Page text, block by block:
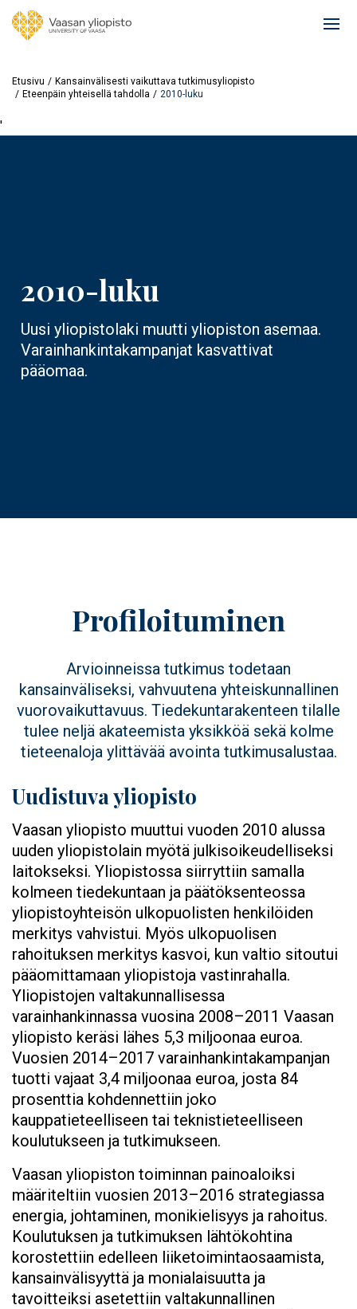
Etusivu
Kansainvälisesti vaikuttava tutkimusyliopisto
Eteenpäin yhteisellä tahdolla
2010-luku
'
2010-luku
Uusi yliopistolaki muutti yliopiston asemaa.
Varainhankintakampanjat kasvattivat
pääomaa.
Profiloituminen
Arvioinneissa tutkimus todetaan
kansainväliseksi, vahvuutena yhteiskunnallinen
vuorovaikuttavuus. Tiedekuntarakenteen tilalle
tulee neljä akateemista yksikköä sekä kolme
tieteenaloja ylittävää avointa tutkimusalustaa.
Uudistuva yliopisto
Vaasan yliopisto muuttui vuoden 2010 alussa
uuden yliopistolain myötä julkisoikeudelliseksi
laitokseksi. Yliopistossa siirryttiin samalla
kolmeen tiedekuntaan ja päätöksenteossa
yliopistoyhteisön ulkopuolisten henkilöiden
merkitys vahvistui. Myös ulkopuolisen
rahoituksen merkitys kasvoi, kun valtio sitoutui
pääomittamaan yliopistoja vastinrahalla.
Yliopistojen valtakunnallisessa
varainhankinnassa vuosina 2008–2011 Vaasan
yliopisto keräsi lähes 5,3 miljoonaa euroa.
Vuosien 2014–2017 varainhankintakampanjan
tuotti vajaat 3,4 miljoonaa euroa, josta 84
prosenttia kohdennettiin joko
kauppatieteelliseen tai teknistieteelliseen
koulutukseen ja tutkimukseen.
Vaasan yliopiston toiminnan painoaloiksi
määriteltiin vuosien 2013–2016 strategiassa
energia, johtaminen, monikielisyys ja rahoitus.
Koulutuksen ja tutkimuksen lähtökohtina
korostettiin edelleen liiketoimintaosaamista,
kansainvälisyyttä ja monialaisuutta ja
tavoitteiksi asetettiin valtakunnallinen